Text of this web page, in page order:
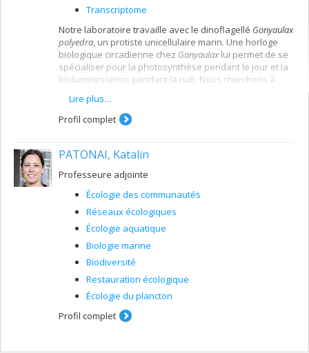
Transcriptome
Notre laboratoire travaille avec le dinoflagellé Gonyaulax
polyedra, un protiste unicellulaire marin. Une horloge
biologique circadienne chez Gonyaulax lui permet de se
spécialiser pour la photosynthèse pendant le jour et la
bioluminescence pendant la nuit. Nous cherchons à
circadiens au niveau de la biochimie et de la régulation
de l’expression génique. Nous sommes également
intéressé à comprendre la contrôle circadien du cycle
Lire plus…
Profil complet
PATONAI, Katalin
Professeure adjointe
Écologie des communautés
Réseaux écologiques
Écologie aquatique
Biologie marine
Biodiversité
Restauration écologique
Écologie du plancton
Profil complet